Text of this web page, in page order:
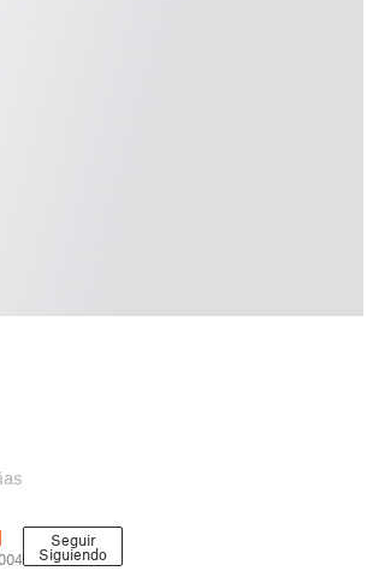
Seguir
Siguiendo